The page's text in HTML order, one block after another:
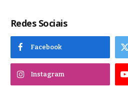
Redes Sociais
Facebook
Instagram